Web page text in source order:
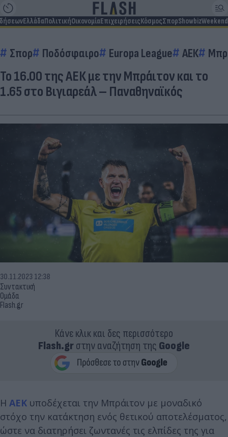
ΕλλάδαΠολιτικήΟικονομίαΕπιχειρήσειςΚόσμοςΣπορShowbizWeekend
Σπορ Ποδόσφαιρο Europa League ΑΕΚ
Το 16.00 της ΑΕΚ με την Μπράιτον και το
1.65 στο Βιγιαρεάλ – Παναθηναϊκός
Συντακτική
Ομάδα
Flash.gr
30.11.2023 12:38
Κάνε κλικ και δες περισσότερο
Flash.grστην αναζήτηση της Google
H ΑΕΚ υποδέχεται την Μπράιτον με μοναδικό
στόχο την κατάκτηση ενός θετικού αποτελέσματος,
ώστε να διατηρήσει ζωντανές τις ελπίδες της για